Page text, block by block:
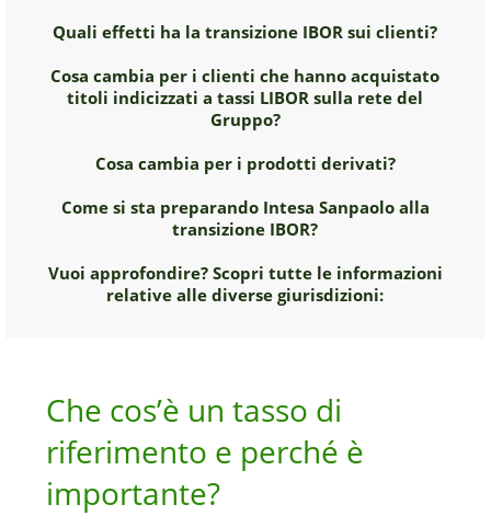
Quali effetti ha la transizione IBOR sui clienti?
Cosa cambia per i clienti che hanno acquistato
titoli indicizzati a tassi LIBOR sulla rete del
Gruppo?
Cosa cambia per i prodotti derivati?
Come si sta preparando Intesa Sanpaolo alla
transizione IBOR?
Vuoi approfondire? Scopri tutte le informazioni
relative alle diverse giurisdizioni:
Che cos’è un tasso di
riferimento e perché è
importante?